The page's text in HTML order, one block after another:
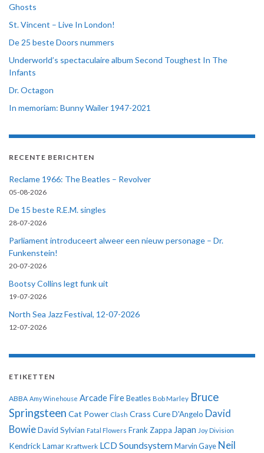
Ghosts
St. Vincent – Live In London!
De 25 beste Doors nummers
Underworld’s spectaculaire album Second Toughest In The
Infants
Dr. Octagon
In memoriam: Bunny Wailer 1947-2021
RECENTE BERICHTEN
Reclame 1966: The Beatles – Revolver
05-08-2026
De 15 beste R.E.M. singles
28-07-2026
Parliament introduceert alweer een nieuw personage – Dr.
Funkenstein!
20-07-2026
Bootsy Collins legt funk uit
19-07-2026
North Sea Jazz Festival, 12-07-2026
12-07-2026
ETIKETTEN
ABBA Amy Winehouse Arcade Fire Beatles Bob Marley Bruce
Springsteen Cat Power Clash Crass CureD'Angelo David
BowieDavid Sylvian Fatal Flowers Frank Zappa Japan Joy Division
Kendrick Lamar Kraftwerk LCD Soundsystem Marvin Gaye Neil